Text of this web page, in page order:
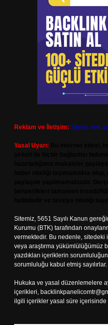
Reklam ve İletişim: Skype:
Yasal Uyarı:
Sitemiz, 5651 Sayılı Kanun
Kurumu (BTK) tarafından
vermektedir. Bu nedenle,
veya araştırma yükümlülüğümüz
yazdıkları içeriklerin
sorumluluğu kabul etmiş sayılırlar.
Hukuka ve yasal düzenlemelere
içerikleri,
ilgili içerikler yasal süre içerisinde